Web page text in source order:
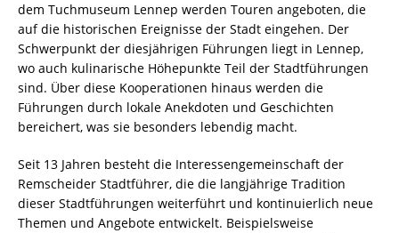
dem Tuchmuseum Lennep werden Touren angeboten, die
auf die historischen Ereignisse der Stadt eingehen. Der
Schwerpunkt der diesjährigen Führungen liegt in Lennep,
wo auch kulinarische Höhepunkte Teil der Stadtführungen
sind. Über diese Kooperationen hinaus werden die
Führungen durch lokale Anekdoten und Geschichten
bereichert, was sie besonders lebendig macht.
Seit 13 Jahren besteht die Interessengemeinschaft der
Remscheider Stadtführer, die die langjährige Tradition
dieser Stadtführungen weiterführt und kontinuierlich neue
Themen und Angebote entwickelt. Beispielsweise